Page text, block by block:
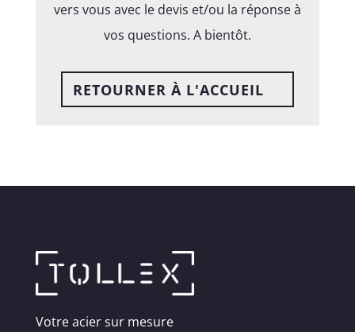
vers vous avec le devis et/ou la réponse à
vos questions. A bientôt.
RETOURNER À L'ACCUEIL
Votre acier sur mesure